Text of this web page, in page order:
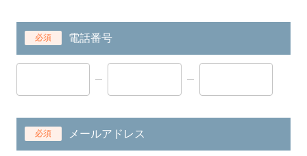
必須 電話番号
必須 メールアドレス